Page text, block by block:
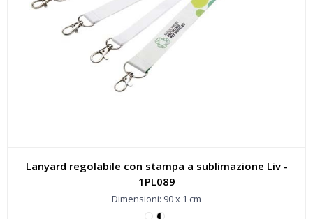
Lanyard regolabile con stampa a sublimazione Liv -
1PL089
Dimensioni: 90 x 1 cm